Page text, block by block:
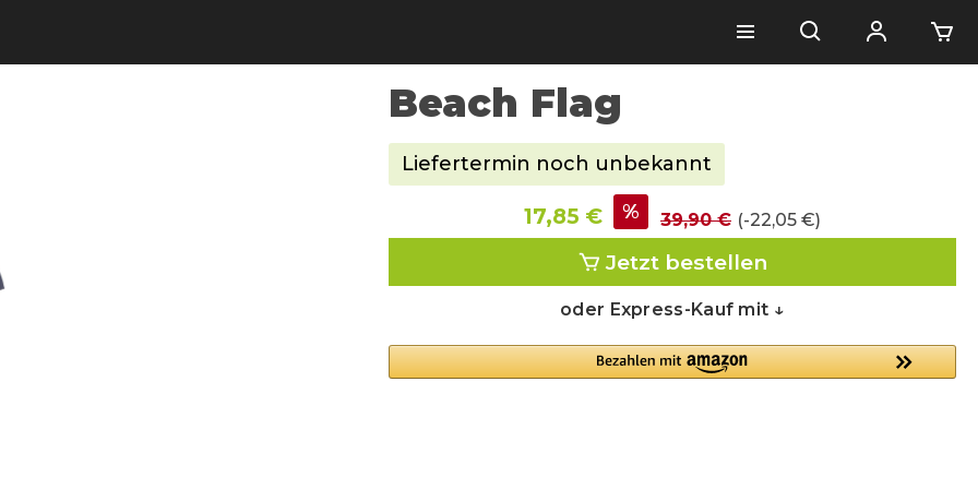
Beach Flag
Liefertermin noch unbekannt
17,85 € % 39,90 € (-22,05 €)
Jetzt bestellen
oder Express-Kauf mit ↓